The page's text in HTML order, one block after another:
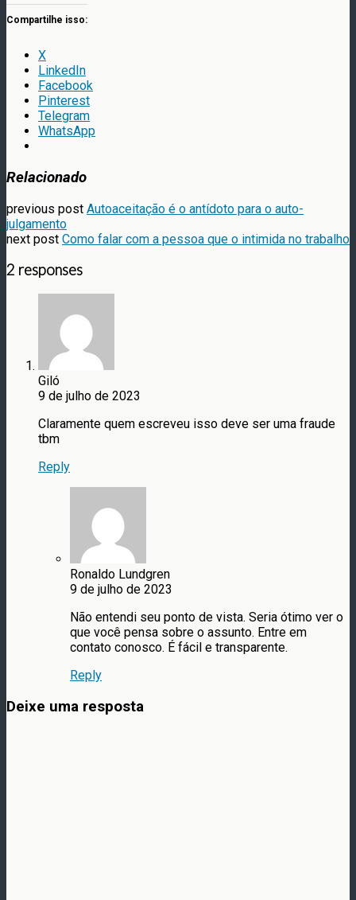
Compartilhe isso:
X
LinkedIn
Facebook
Pinterest
Telegram
WhatsApp
Relacionado
previous post Autoaceitação é o antídoto para o auto-
julgamento
next post Como falar com a pessoa que o intimida no trabalho
2 responses
Giló
9 de julho de 2023
Claramente quem escreveu isso deve ser uma fraude
tbm
Reply
Ronaldo Lundgren
9 de julho de 2023
Não entendi seu ponto de vista. Seria ótimo ver o
que você pensa sobre o assunto. Entre em
contato conosco. É fácil e transparente.
Reply
Deixe uma resposta